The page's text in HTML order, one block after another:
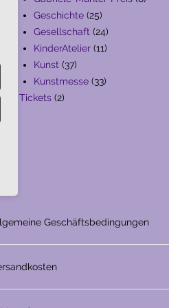
Geschichte 2525
Produkte
Gesellschaft 2424
Produkte
KinderAtelier 1111
Kunst 3737
Produkte
Kunstmesse 3333
Tickets 22
Geschäftsbedingungen